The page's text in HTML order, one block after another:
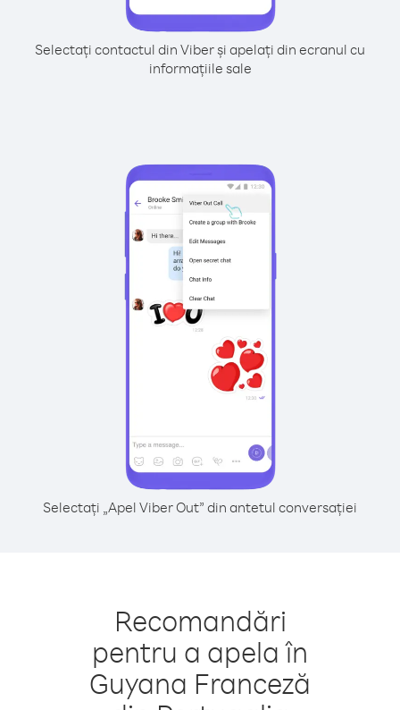
Selectați contactul din Viber și apelați din ecranul cu
informațiile sale
Selectați „Apel Viber Out” din antetul conversației
Recomandări
pentru a apela în
Guyana Franceză